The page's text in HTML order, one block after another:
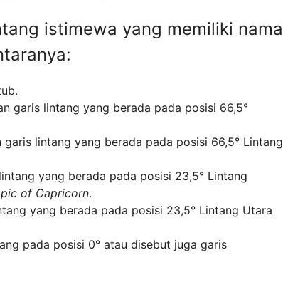
istimewa yang memiliki nama
garis lintang yang berada pada posisi 66,5°
lintang yang berada pada posisi 66,5° Lintang
yang berada pada posisi 23,5° Lintang
of Capricorn.
yang berada pada posisi 23,5° Lintang Utara
pada posisi 0° atau disebut juga garis